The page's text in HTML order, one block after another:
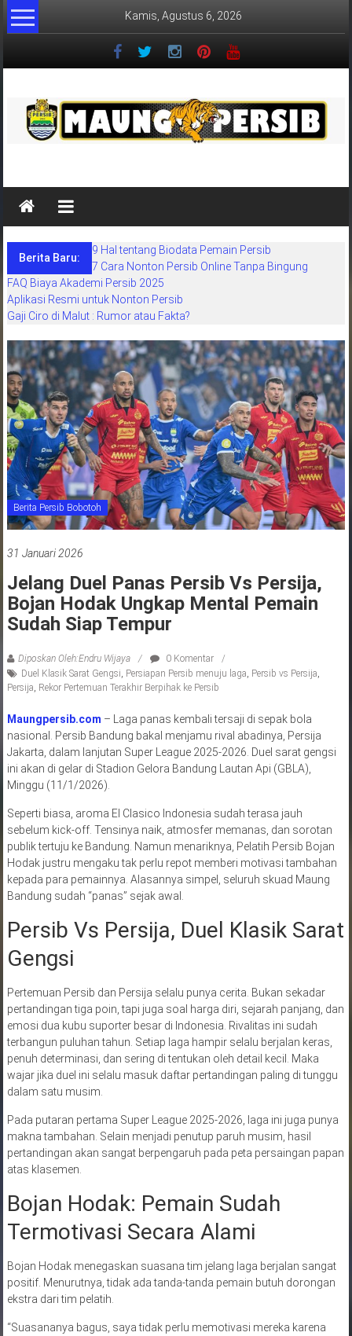
Lompat
ke
Kamis, Agustus 6, 2026
Maung
Persib
situs
berita
khusus
sepakbola
bandung
jawa
barat
indonesia
Berita Baru:
9 Hal tentang Biodata Pemain Persib
7 Cara Nonton Persib Online Tanpa Bingung
FAQ Biaya Akademi Persib 2025
Aplikasi Resmi untuk Nonton Persib
Gaji Ciro di Malut : Rumor atau Fakta?
Berita Persib Bobotoh
31 Januari 2026
Jelang Duel Panas Persib Vs Persija,
Bojan Hodak Ungkap Mental Pemain
Sudah Siap Tempur
Diposkan Oleh:Endru Wijaya
0 Komentar
Duel Klasik Sarat Gengsi Persiapan Persib menuju laga Persib vs Persija
Persija Rekor Pertemuan Terakhir Berpihak ke Persib
Maungpersib.com – Laga panas kembali tersaji di sepak bola
nasional. Persib Bandung bakal menjamu rival abadinya, Persija
Jakarta, dalam lanjutan Super League 2025-2026. Duel sarat gengsi
ini akan di gelar di Stadion Gelora Bandung Lautan Api (GBLA),
Minggu (11/1/2026).
Seperti biasa, aroma El Clasico Indonesia sudah terasa jauh
sebelum kick-off. Tensinya naik, atmosfer memanas, dan sorotan
publik tertuju ke Bandung. Namun menariknya, Pelatih Persib Bojan
Hodak justru mengaku tak perlu repot memberi motivasi tambahan
kepada para pemainnya. Alasannya simpel, seluruh skuad Maung
Bandung sudah “panas” sejak awal.
Persib Vs Persija, Duel Klasik Sarat
Gengsi
Pertemuan Persib dan Persija selalu punya cerita. Bukan sekadar
pertandingan tiga poin, tapi juga soal harga diri, sejarah panjang, dan
emosi dua kubu suporter besar di Indonesia. Rivalitas ini sudah
terbangun puluhan tahun. Setiap laga hampir selalu berjalan keras,
penuh determinasi, dan sering di tentukan oleh detail kecil. Maka
wajar jika duel ini selalu masuk daftar pertandingan paling di tunggu
dalam satu musim.
Pada putaran pertama Super League 2025-2026, laga ini juga punya
makna tambahan. Selain menjadi penutup paruh musim, hasil
pertandingan akan sangat berpengaruh pada peta persaingan papan
atas klasemen.
Bojan Hodak: Pemain Sudah
Termotivasi Secara Alami
Bojan Hodak menegaskan suasana tim jelang laga berjalan sangat
positif. Menurutnya, tidak ada tanda-tanda pemain butuh dorongan
ekstra dari tim pelatih.
“Suasananya bagus, saya tidak perlu memotivasi mereka karena